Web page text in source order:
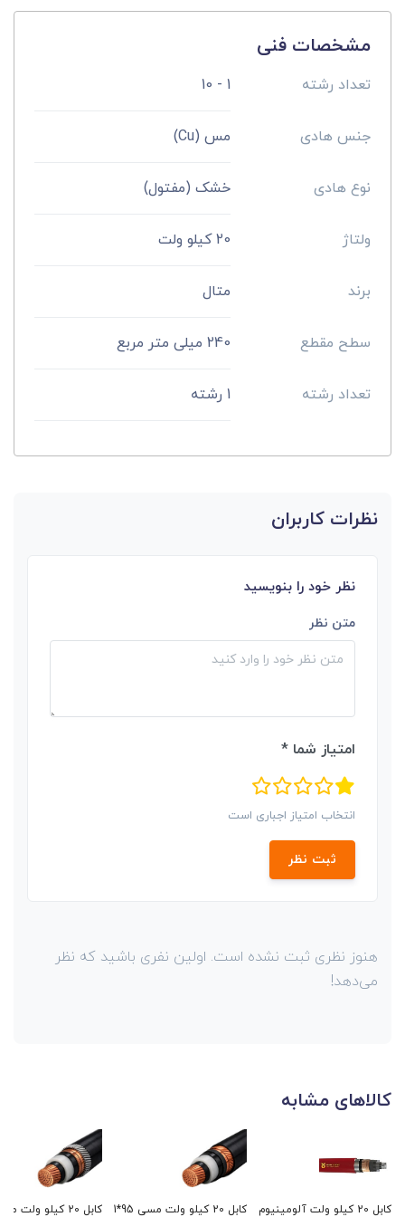
مشخصات فنی
تعداد رشته 1 - 10
جنس هادی مس (Cu)
نوع هادی خشک (مفتول)
ولتاژ 20 کیلو ولت
برند متال
سطح مقطع 240 میلی متر مربع
تعداد رشته 1 رشته
نظرات کاربران
نظر خود را بنویسید
متن نظر
امتیاز شما *
انتخاب امتیاز اجباری است
ثبت نظر
هنوز نظری ثبت نشده است. اولین نفری باشید که نظر
می‌دهد!
کالاهای مشابه
کابل 20 کیلو ولت آلومینیوم
کابل 20 کیلو ولت مسی 95*1
کابل 20 کیلو ولت